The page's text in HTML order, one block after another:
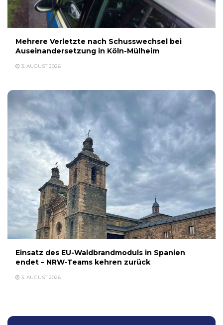
Mehrere Verletzte nach Schusswechsel bei
Auseinandersetzung in Köln-Mülheim
3. AUGUST 2026
Einsatz des EU-Waldbrandmoduls in Spanien
endet – NRW-Teams kehren zurück
3. AUGUST 2026